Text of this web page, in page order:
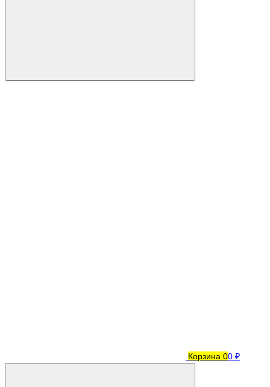
Корзина 00 ₽